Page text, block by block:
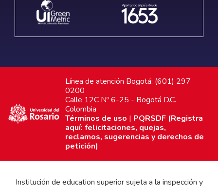
Línea de atención Bogotá: (601) 297
0200
Calle 12C Nº 6-25 - Bogotá D.C.
Colombia
Términos de uso | PQRSDF (Registra
aquí: felicitaciones, quejas,
reclamos, sugerencias y derechos de
petición)
Institución de education superior sujeta a la inspección y